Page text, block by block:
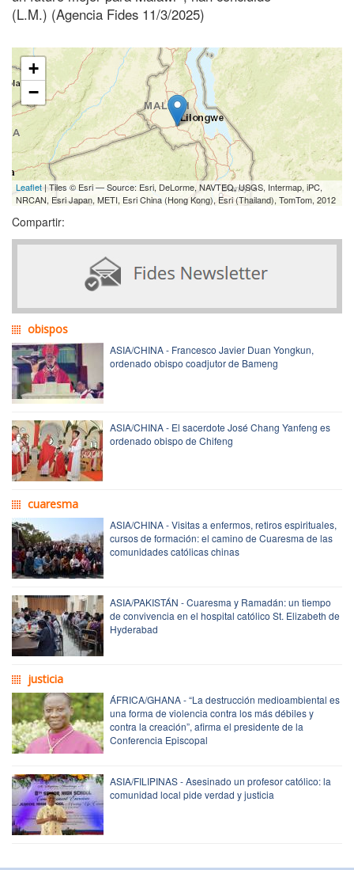
(L.M.) (Agencia Fides 11/3/2025)
+
−
Leaflet| Tiles © Esri — Source: Esri, DeLorme, NAVTEQ, USGS, Intermap, iPC,
NRCAN, Esri Japan, METI, Esri China (Hong Kong), Esri (Thailand), TomTom, 2012
Compartir:
obispos
ASIA/CHINA - Francesco Javier Duan Yongkun,
ordenado obispo coadjutor de Bameng
ASIA/CHINA - El sacerdote José Chang Yanfeng es
ordenado obispo de Chifeng
cuaresma
ASIA/CHINA - Visitas a enfermos, retiros espirituales,
cursos de formación: el camino de Cuaresma de las
comunidades católicas chinas
ASIA/PAKISTÁN - Cuaresma y Ramadán: un tiempo
de convivencia en el hospital católico St. Elizabeth de
Hyderabad
justicia
ÁFRICA/GHANA - “La destrucción medioambiental es
una forma de violencia contra los más débiles y
contra la creación”, afirma el presidente de la
Conferencia Episcopal
ASIA/FILIPINAS - Asesinado un profesor católico: la
comunidad local pide verdad y justicia